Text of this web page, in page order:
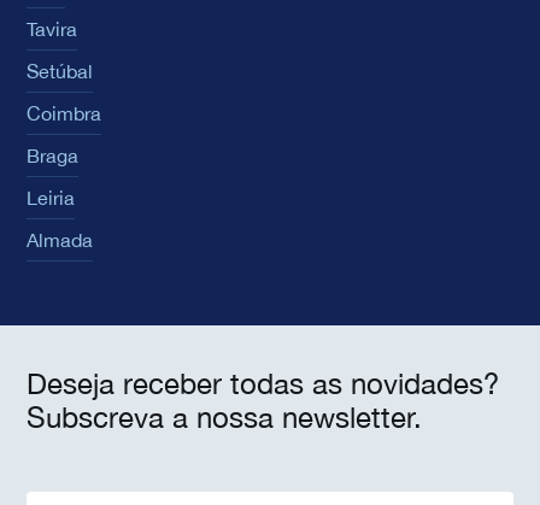
Tavira
Setúbal
Coimbra
Braga
Leiria
Almada
Deseja receber todas as novidades?
Subscreva a nossa newsletter.